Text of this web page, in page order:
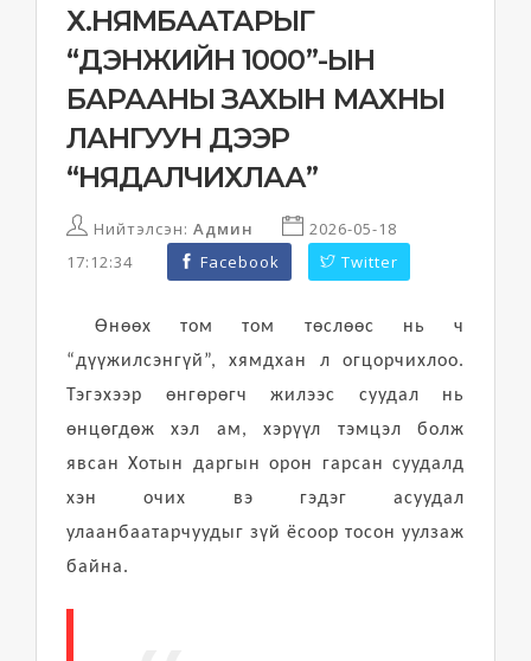
Х.НЯМБААТАРЫГ
“ДЭНЖИЙН 1000”-ЫН
БАРААНЫ ЗАХЫН МАХНЫ
ЛАНГУУН ДЭЭР
“НЯДАЛЧИХЛАА”
Нийтэлсэн: Админ
2026-05-18
17:12:34
Facebook Twitter
Өнөөх том том төслөөс нь ч
“дүүжилсэнгүй”, хямдхан л огцорчихлоо.
Тэгэхээр өнгөрөгч жилээс суудал нь
өнцөгдөж хэл ам, хэрүүл тэмцэл болж
явсан Хотын даргын орон гарсан суудалд
хэн очих вэ гэдэг асуудал
улаанбаатарчуудыг зүй ёсоор тосон уулзаж
байна.